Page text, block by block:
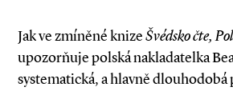
Jak ve zmíněné knizeŠvédsko čte,
upozorňuje polská nakladatelka
systematická, a hlavně